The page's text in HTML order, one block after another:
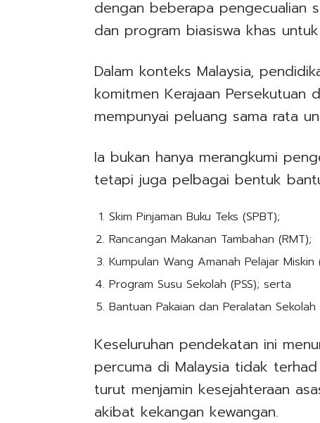
dengan beberapa pengecualian
dan program biasiswa khas
Dalam konteks Malaysia,
komitmen Kerajaan Persekutuan
mempunyai peluang sama rata
Ia bukan hanya merangkumi
tetapi juga pelbagai bentuk
Skim Pinjaman Buku Teks (SPBT);
Rancangan Makanan Tambahan (RMT);
Kumpulan Wang Amanah Pelajar Miskin
Program Susu Sekolah (PSS); serta
Bantuan Pakaian dan Peralatan Sekolah
Keseluruhan pendekatan ini
percuma di Malaysia tidak
turut menjamin kesejahteraan
akibat kekangan kewangan.